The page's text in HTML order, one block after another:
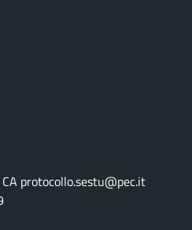
protocollo.sestu@pec.it